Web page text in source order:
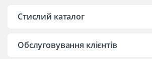
Стислий каталог
Обслуговування клієнтів